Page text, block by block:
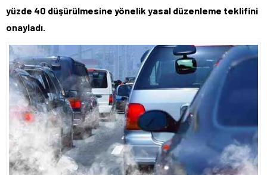
yüzde 40 düşürülmesine yönelik yasal düzenleme teklifini
onayladı.